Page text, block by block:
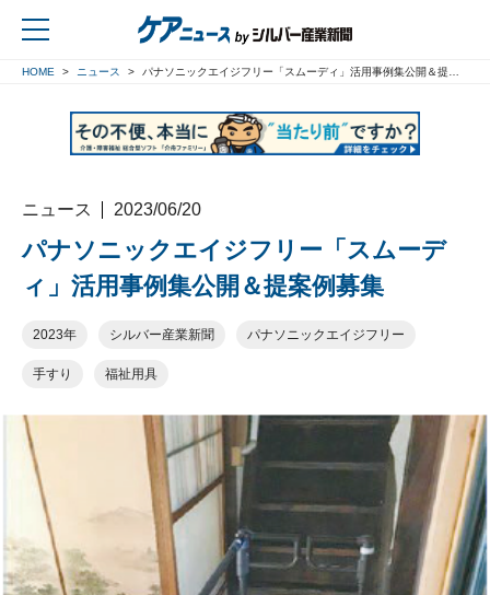
HOME ニュース パナソニックエイジフリー「スムーディ」活用事例集公開＆提案例募集
ニュース 2023/06/20
パナソニックエイジフリー「スムーデ
ィ」活用事例集公開＆提案例募集
2023年 シルバー産業新聞 パナソニックエイジフリー
手すり 福祉用具